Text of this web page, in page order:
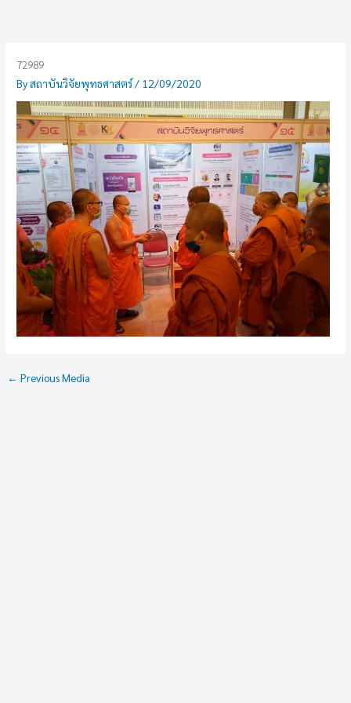
72989
Byสถาบันวิจัยพุทธศาสตร์/ 12/09/2020
← Previous Media